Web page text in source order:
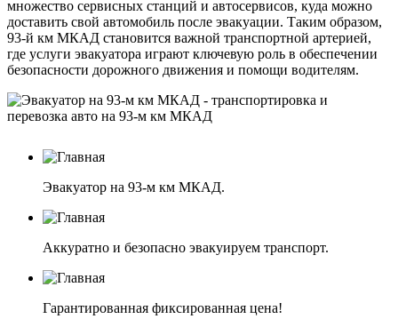
множество сервисных станций и автосервисов, куда можно
доставить свой автомобиль после эвакуации. Таким образом,
93-й км МКАД становится важной транспортной артерией,
где услуги эвакуатора играют ключевую роль в обеспечении
безопасности дорожного движения и помощи водителям.
Эвакуатор на 93-м км МКАД.
Аккуратно и безопасно эвакуируем транспорт.
Гарантированная фиксированная цена!